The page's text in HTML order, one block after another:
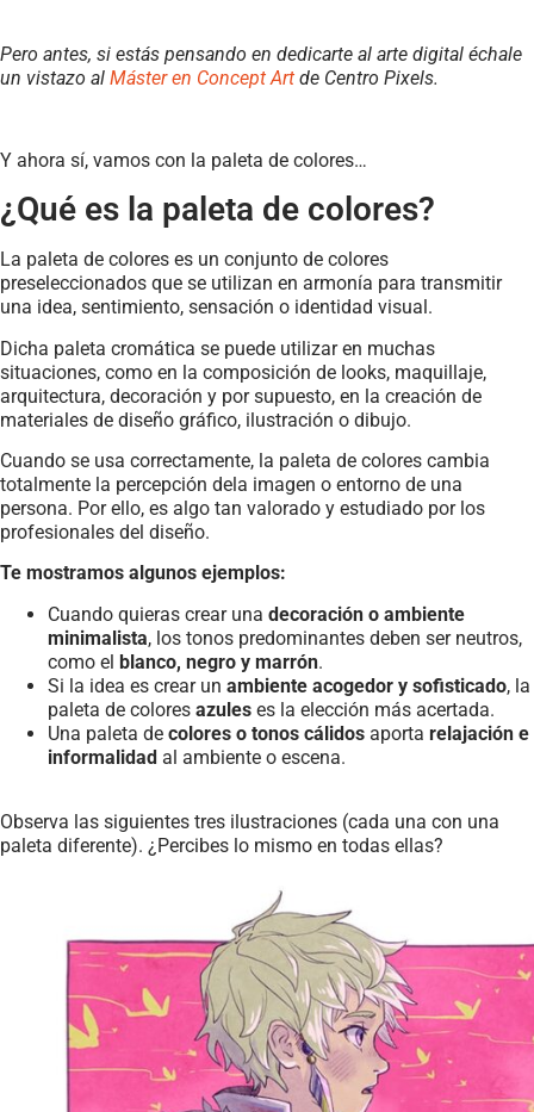
Pero antes, si estás pensando en dedicarte al arte digital échale
un vistazo al Máster en Concept Art de Centro Pixels.
Y ahora sí, vamos con la paleta de colores…
¿Qué es la paleta de colores?
La paleta de colores es un conjunto de colores
preseleccionados que se utilizan en armonía para transmitir
una idea, sentimiento, sensación o identidad visual.
Dicha paleta cromática se puede utilizar en muchas
situaciones, como en la composición de looks, maquillaje,
arquitectura, decoración y por supuesto, en la creación de
materiales de diseño gráfico, ilustración o dibujo.
Cuando se usa correctamente, la paleta de colores cambia
totalmente la percepción dela imagen o entorno de una
persona. Por ello, es algo tan valorado y estudiado por los
profesionales del diseño.
Te mostramos algunos ejemplos:
Cuando quieras crear una decoración o ambiente
minimalista, los tonos predominantes deben ser neutros,
como el blanco, negro y marrón.
Si la idea es crear un ambiente acogedor y sofisticado, la
paleta de colores azules es la elección más acertada.
Una paleta de colores o tonos cálidos aporta relajación e
informalidad al ambiente o escena.
Observa las siguientes tres ilustraciones (cada una con una
paleta diferente). ¿Percibes lo mismo en todas ellas?